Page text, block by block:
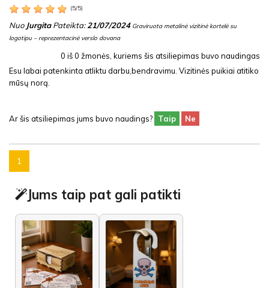
(5/5)
Nuo JurgitaPateikta:21/07/2024 Graviruota metalinė vizitinė kortelė su
logotipu – reprezentacinė verslo dovana
0 iš0 žmonės, kuriems šis atsiliepimas buvo naudingas
Esu labai patenkinta atliktu darbu,bendravimu. Vizitinės puikiai atitiko
mūsų norą.
Ar šis atsiliepimas jums buvo naudings? Taip Ne
1
Jums taip pat gali patikti